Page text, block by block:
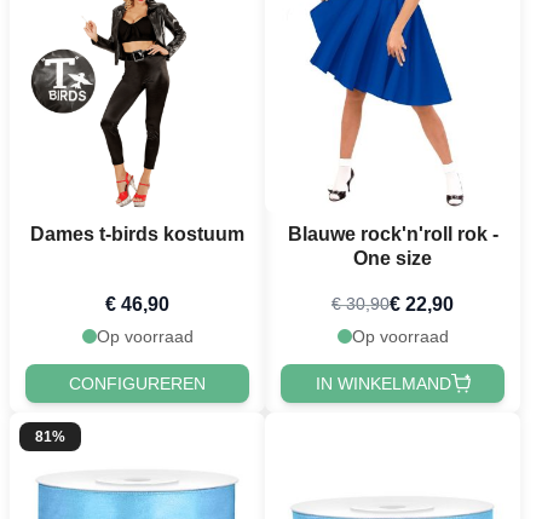
Dames t-birds kostuum
€ 46,90
Op voorraad
CONFIGUREREN
Blauwe rock'n'roll rok -
One size
€ 30,90€ 22,90
Op voorraad
IN WINKELMAND
81%